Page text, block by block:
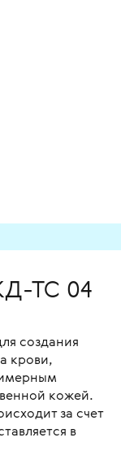
ТС 04
создания
крови,
кожей.
за счет
в